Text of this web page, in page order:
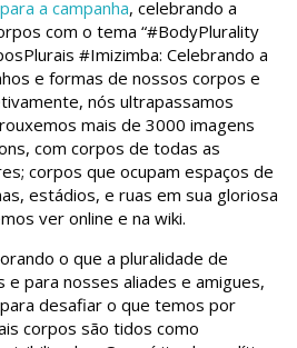
a campanha, celebrando a
com o tema “#BodyPlurality
#Imizimba: Celebrando a
e formas de nossos corpos e
nós ultrapassamos
mais de 3000 imagens
com corpos de todas as
corpos que ocupam espaços de
estádios, e ruas em sua gloriosa
ver online e na wiki.
o que a pluralidade de
e para nosses aliades e amigues,
desafiar o que temos por
corpos são tidos como